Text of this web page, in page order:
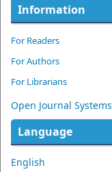
Information
For Readers
For Authors
For Librarians
Open Journal Systems
Language
English